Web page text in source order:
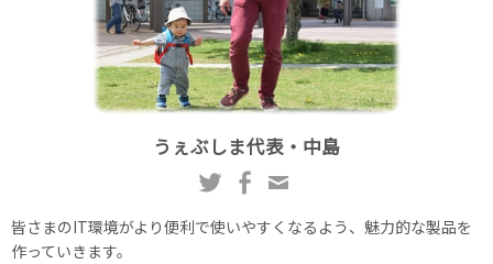
うぇぶしま代表・中島
皆さまのIT環境がより便利で使いやすくなるよう、魅力的な製品を
作っていきます。